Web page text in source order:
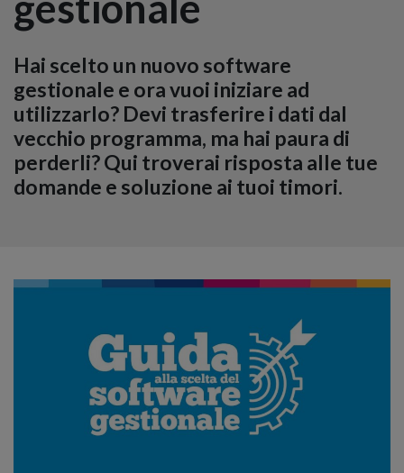
Hai scelto un nuovo software
gestionale e ora vuoi iniziare ad
utilizzarlo? Devi trasferire i dati dal
vecchio programma, ma hai paura di
perderli? Qui troverai risposta alle tue
domande e soluzione ai tuoi timori.